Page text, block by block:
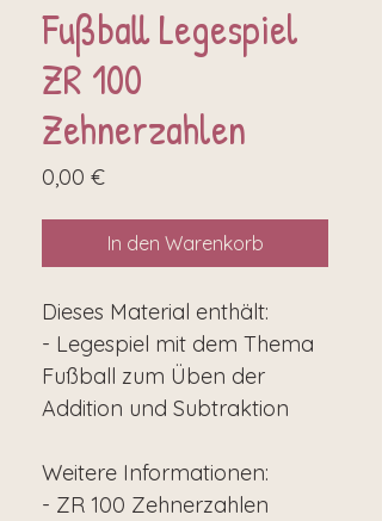
Fußball Legespiel
ZR 100
Zehnerzahlen
0,00 €Preis
In den Warenkorb
Dieses Material enthält:
- Legespiel mit dem Thema
Fußball zum Üben der
Addition und Subtraktion
Weitere Informationen:
- ZR 100 Zehnerzahlen